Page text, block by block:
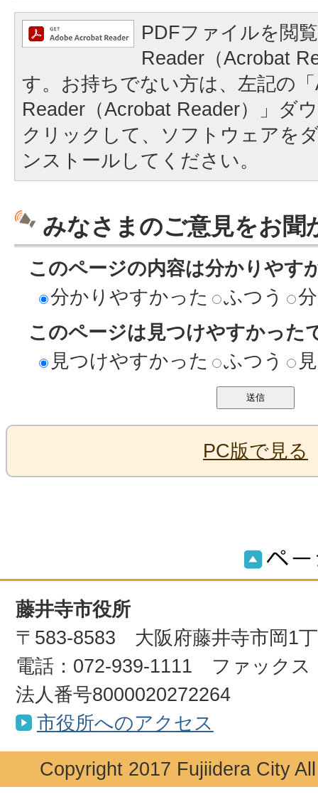
PDFファイルを閲
Reader（Acrobat
す。お持ちでない方は、左記の
Reader（Acrobat Reader）」ダ
クリックして、ソフトウェアを
ンストールしてください。
みなさまのご意見をお聞
このページの内容は分かりやす
分かりやすかった
ふつう
このページは見つけやすかった
見つけやすかった
ふつう
PC版で見る
藤井寺市役所
〒583-8583 大阪府藤井寺市岡1
電話：072-939-1111 ファックス
法人番号8000020272264
市役所へのアクセス
Copyright 2017 Fujiidera City